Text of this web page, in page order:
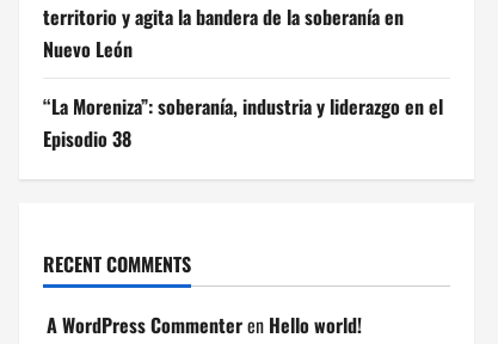
territorio y agita la bandera de la soberanía en
Nuevo León
“La Moreniza”: soberanía, industria y liderazgo en el
Episodio 38
RECENT COMMENTS
A WordPress Commenteren Hello world!